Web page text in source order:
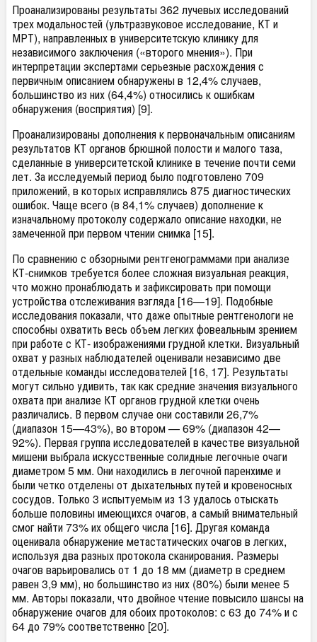
Проанализированы результаты 362 лучевых исследований
трех модальностей (ультразвуковое исследование, КТ и
МРТ), направленных в университетскую клинику для
независимого заключения («второго мнения»). При
интерпретации экспертами серьезные расхождения с
первичным описанием обнаружены в 12,4% случаев,
большинство из них (64,4%) относились к ошибкам
обнаружения (восприятия) [9].
Проанализированы дополнения к первоначальным описаниям
результатов КТ органов брюшной полости и малого таза,
сделанные в университетской клинике в течение почти семи
лет. За исследуемый период было подготовлено 709
приложений, в которых исправлялись 875 диагностических
ошибок. Чаще всего (в 84,1% случаев) дополнение к
изначальному протоколу содержало описание находки, не
замеченной при первом чтении снимка [15].
По сравнению с обзорными рентгенограммами при анализе
КТ-снимков требуется более сложная визуальная реакция,
что можно пронаблюдать и зафиксировать при помощи
устройства отслеживания взгляда [16—19]. Подобные
исследования показали, что даже опытные рентгенологи не
способны охватить весь объем легких фовеальным зрением
при работе с КТ- изображениями грудной клетки. Визуальный
охват у разных наблюдателей оценивали независимо две
отдельные команды исследователей [16, 17]. Результаты
могут сильно удивить, так как средние значения визуального
охвата при анализе КТ органов грудной клетки очень
различались. В первом случае они составили 26,7%
(диапазон 15—43%), во втором — 69% (диапазон 42—
92%). Первая группа исследователей в качестве визуальной
мишени выбрала искусственные солидные легочные очаги
диаметром 5 мм. Они находились в легочной паренхиме и
были четко отделены от дыхательных путей и кровеносных
сосудов. Только 3 испытуемым из 13 удалось отыскать
больше половины имеющихся очагов, а самый внимательный
смог найти 73% их общего числа [16]. Другая команда
оценивала обнаружение метастатических очагов в легких,
используя два разных протокола сканирования. Размеры
очагов варьировались от 1 до 18 мм (диаметр в среднем
равен 3,9 мм), но большинство из них (80%) были менее 5
мм. Авторы показали, что двойное чтение повысило шансы на
обнаружение очагов для обоих протоколов: с 63 до 74% и с
64 до 79% соответственно [20].